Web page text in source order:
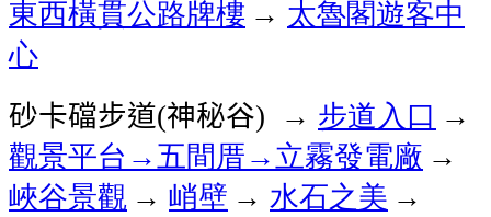
東西橫貫公路牌樓 → 太魯閣遊客中
心
砂卡礑步道(神秘谷) → 步道入口 →
觀景平台→五間厝→立霧發電廠 →
峽谷景觀 → 峭壁 → 水石之美 →